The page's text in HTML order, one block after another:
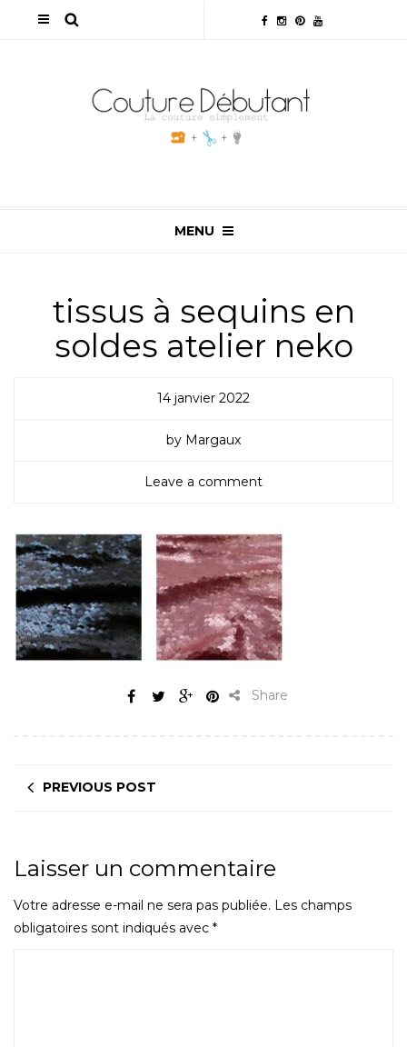
MENU
tissus à sequins en
soldes atelier neko
14 janvier 2022
by Margaux
Leave a comment
Share
PREVIOUS POST
Laisser un commentaire
Votre adresse e-mail ne sera pas publiée. Les champs
obligatoires sont indiqués avec *